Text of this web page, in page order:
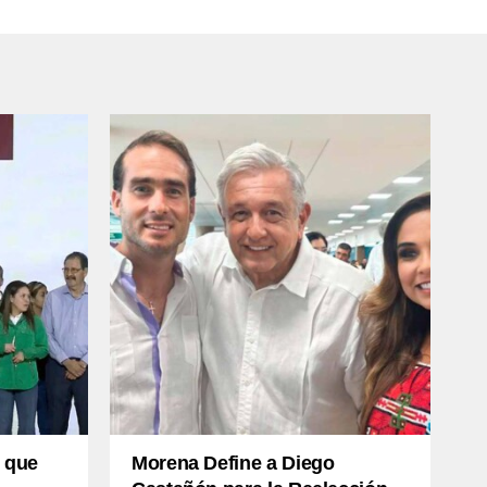
que
Morena Define a Diego